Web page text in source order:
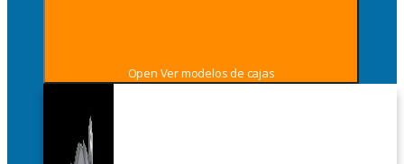
Open Ver modelos de cajas